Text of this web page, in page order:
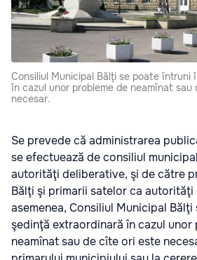
Consiliul Municipal Bălţi se poate întruni
în cazul unor probleme de neamînat
necesar.
Se prevede că administrarea
se efectuează de consiliul
autorităţi deliberative, şi de către
Bălţi şi primarii satelor ca autorităţi
asemenea, Consiliul Municipal
şedinţă extraordinară în cazul unor
neamînat sau de cîte ori este